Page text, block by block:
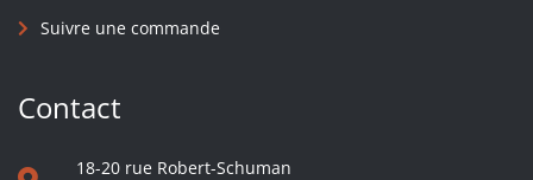
Suivre une commande
Contact
18-20 rue Robert-Schuman